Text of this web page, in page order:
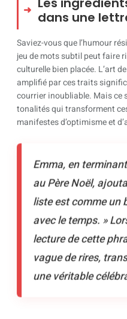
dans une
Saviez-vous que l’humour
jeu de mots subtil peut faire
culturelle bien placée. L’art
amplifié par ces traits
courrier inoubliable. Mais ce
tonalités qui transforment
manifestes d’optimisme et
Emma, en
au Père Noël,
liste est comme un
avec le temps. »
lecture de cette
vague de rires,
une véritable